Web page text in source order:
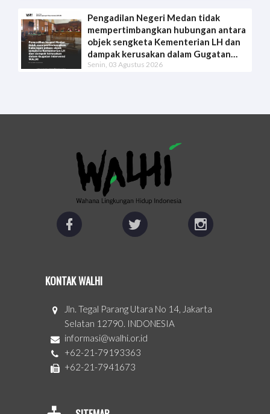
Pengadilan Negeri Medan tidak
mempertimbangkan hubungan antara
objek sengketa Kementerian LH dan
dampak kerusakan dalam Gugatan
Intervensi WALHI
Senin, 03 Agustus 2026
KONTAK WALHI
Jln. Tegal Parang Utara No 14, Jakarta
Selatan 12790. INDONESIA
informasi@walhi.or.id
+62-21-79193363
+62-21-7941673